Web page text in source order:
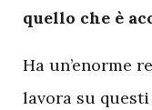
quello che è
Ha un’enorme
lavora su